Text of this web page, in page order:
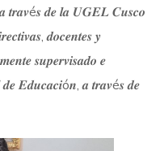
𝒕𝒓𝒂𝒗é𝒔 𝒅𝒆 𝒍𝒂 𝑼𝑮𝑬𝑳 𝑪𝒖𝒔𝒄𝒐
𝒅𝒐𝒄𝒆𝒏𝒕𝒆𝒔 𝒚
𝒔𝒖𝒑𝒆𝒓𝒗𝒊𝒔𝒂𝒅𝒐 𝒆
𝑬𝒅𝒖𝒄𝒂𝒄𝒊ó𝒏, 𝒂 𝒕𝒓𝒂𝒗é𝒔 𝒅𝒆